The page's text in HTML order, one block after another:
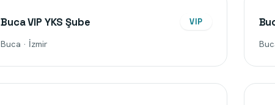
Buca VIP YKS Şube VIP
Buca · İzmir